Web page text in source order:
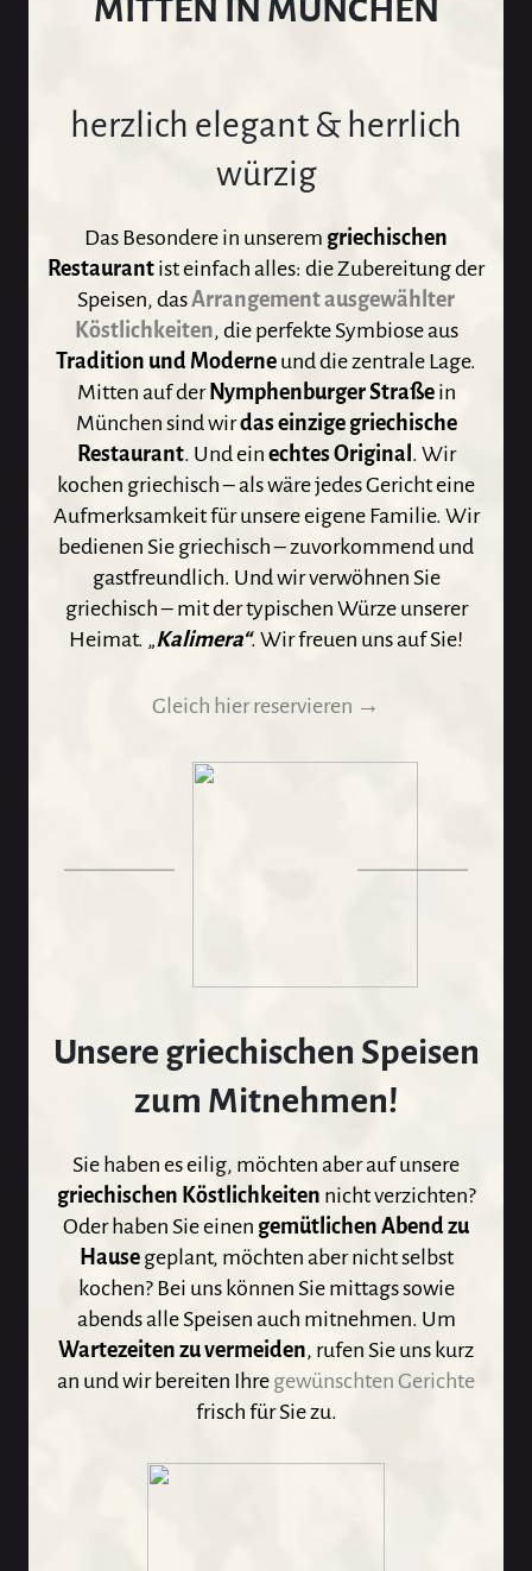
MITTEN IN MÜNCHEN
herzlich elegant & herrlich
würzig
Das Besondere in unserem griechischen
Restaurant ist einfach alles: die Zubereitung der
Speisen, dasArrangement ausgewählter
Köstlichkeiten, die perfekte Symbiose aus
Tradition und Moderne und die zentrale Lage.
Mitten auf derNymphenburger Straßein
München sind wirdas einzige griechische
Restaurant. Und ein echtes Original. Wir
kochen griechisch – als wäre jedes Gericht eine
Aufmerksamkeit für unsere eigene Familie. Wir
bedienen Sie griechisch – zuvorkommend und
gastfreundlich. Und wir verwöhnen Sie
griechisch – mit der typischen Würze unserer
Heimat. „Kalimera“. Wir freuen uns auf Sie!
Gleich hier reservieren →
Unsere griechischen Speisen
zum Mitnehmen!
Sie haben es eilig, möchten aber auf unsere
griechischen Köstlichkeiten nicht verzichten?
Oder haben Sie einen gemütlichen Abend zu
Hausegeplant, möchten aber nicht selbst
kochen? Bei uns können Sie mittags sowie
abends alle Speisen auch mitnehmen. Um
Wartezeiten zu vermeiden, rufen Sie uns kurz
an und wir bereiten Ihre gewünschten Gerichte
frisch für Sie zu.